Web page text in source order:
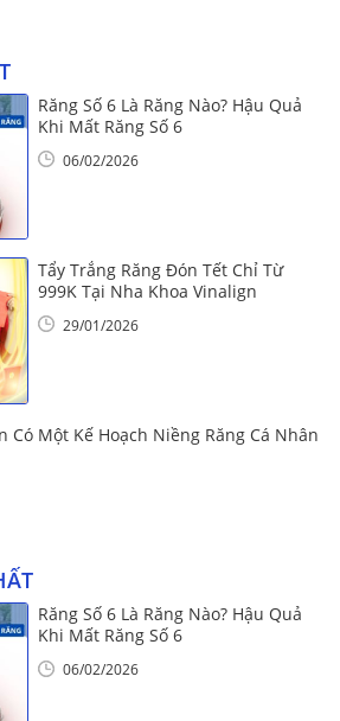
Răng Số 6 Là Răng Nào? Hậu Quả
Khi Mất Răng Số 6
06/02/2026
Tẩy Trắng Răng Đón Tết Chỉ Từ
999K Tại Nha Khoa Vinalign
29/01/2026
Có Một Kế Hoạch Niềng Răng Cá Nhân
Răng Số 6 Là Răng Nào? Hậu Quả
Khi Mất Răng Số 6
06/02/2026